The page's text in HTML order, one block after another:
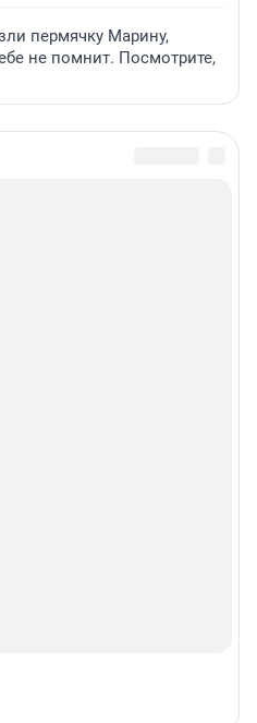
пермячку Марину,
не помнит. Посмотрите,